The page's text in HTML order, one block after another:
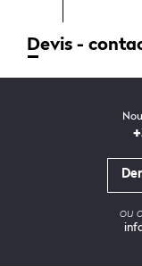
Devis -
ou